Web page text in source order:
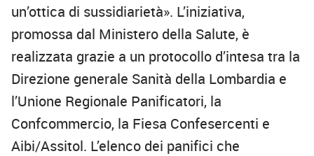
un’ottica di sussidiarietà». L’iniziativa,
promossa dal Ministero della Salute, è
realizzata grazie a un protocollo d’intesa tra la
Direzione generale Sanità della Lombardia e
l’Unione Regionale Panificatori, la
Confcommercio, la Fiesa Confesercenti e
Aibi/Assitol. L’elenco dei panifici che